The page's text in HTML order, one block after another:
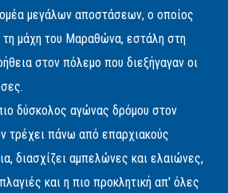
μεγάλων αποστάσεων, ο οποίος
μάχη του Μαραθώνα, εστάλη στη
στον πόλεμο που διεξήγαγαν οι
δύσκολος αγώνας δρόμου στον
τρέχει πάνω από επαρχιακούς
διασχίζει αμπελώνες και ελαιώνες,
και η πιο προκλητική απ' όλες